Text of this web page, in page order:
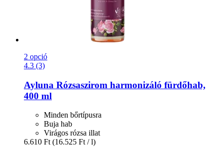
2 opció
4.3 (3)
Ayluna Rózsaszirom harmonizáló fürdőhab,
400 ml
Minden bőrtípusra
Buja hab
Virágos rózsa illat
6.610 Ft (16.525 Ft / l)